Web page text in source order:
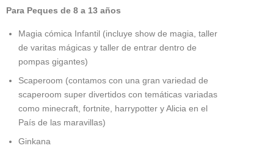
Para Peques de 8 a 13 años
Magia cómica Infantil (incluye show de magia, taller
de varitas mágicas y taller de entrar dentro de
pompas gigantes)
Scaperoom (contamos con una gran variedad de
scaperoom super divertidos con temáticas variadas
como minecraft, fortnite, harrypotter y Alicia en el
País de las maravillas)
Ginkana